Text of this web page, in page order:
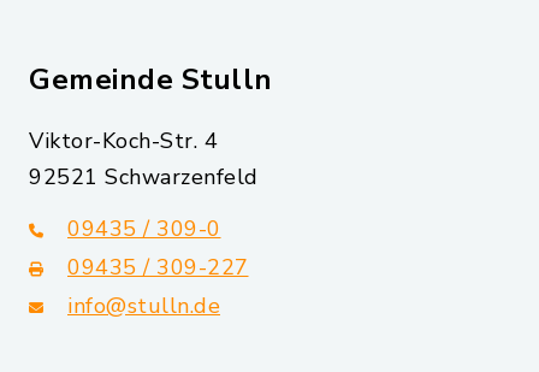
Gemeinde Stulln
Viktor-Koch-Str. 4
92521 Schwarzenfeld
09435 / 309-0
09435 / 309-227
info@stulln.de